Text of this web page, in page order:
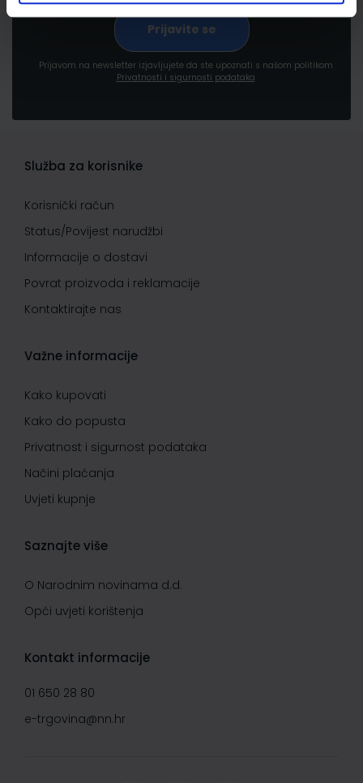
Prijavom na newsletter izjavljujete da ste upoznati s našom politikom
Privatnosti i sigurnosti podataka
Služba za korisnike
Korisnički račun
Status/Povijest narudžbi
Informacije o dostavi
Povrat proizvoda i reklamacije
Kontaktirajte nas
Važne informacije
Kako kupovati
Kako do popusta
Privatnost i sigurnost podataka
Načini plaćanja
Uvjeti kupnje
Saznajte više
O Narodnim novinama d.d.
Opći uvjeti korištenja
Kontakt informacije
01 650 28 80
e-trgovina@nn.hr